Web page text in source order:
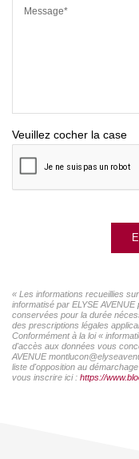
Message*
Veuillez cocher la case
« Les informations recueillies
informatisé par ELYSE
conservées pour la durée
des prescriptions légales
Conformément à la loi «
d'accès aux données vous
AVENUE
liste d'opposition au
vous inscrire ici : https://